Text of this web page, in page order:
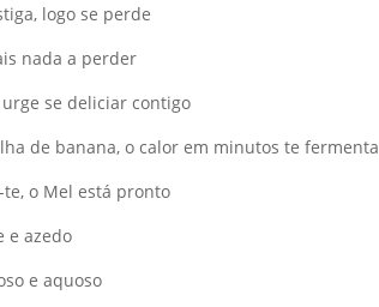
logo se perde
nada a perder
se deliciar contigo
de banana, o calor em minutos te fermenta
te, o Mel está pronto
e azedo
e aquoso